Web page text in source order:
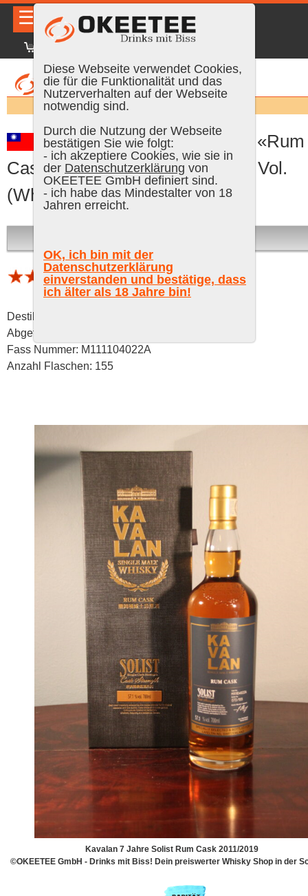
☰ DE FR EN|Anmelden
Suchen:
Kavalan 7 Years Old Solist «Rum
Cask» 2011/2019, 70 cl, 57.1 % Vol.
(Whisky)
1 Bewertung (Schnitt 4.25 von 5)
Destilliert: 04.11.2011
Abgefüllt: 06.09.2019
Fass Nummer: M111104022A
Anzahl Flaschen: 155
Kavalan 7 Jahre Solist Rum Cask 2011/2019
©OKEETEE GmbH - Drinks mit Biss! Dein preiswerter Whisky Shop in der
Diese Webseite verwendet Cookies,
die für die Funktionalität und das
Nutzerverhalten auf der Webseite
notwendig sind.
Durch die Nutzung der Webseite
bestätigen Sie wie folgt:
- ich akzeptiere Cookies, wie sie in
der Datenschutzerklärung von
OKEETEE GmbH definiert sind.
- ich habe das Mindestalter von 18
Jahren erreicht.
OK, ich bin mit der
Datenschutzerklärung
einverstanden und bestätige, dass
ich älter als 18 Jahre bin!